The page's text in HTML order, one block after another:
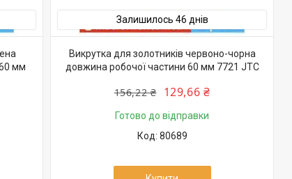
мм
Залишилось 46 днів
Викрутка для золотників червоно-чорна
довжина робочої частини 60 мм 7721 JTC
156,22 ₴ 129,66 ₴
Готово до відправки
80689